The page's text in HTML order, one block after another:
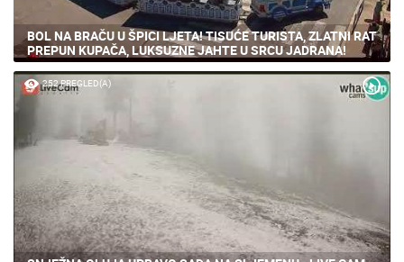
BOL NA BRAČU U ŠPICI LJETA! TISUĆE TURISTA, ZLATNI RAT
PREPUN KUPAČA, LUKSUZNE JAHTE U SRCU JADRANA!
252 PREGLED(A)